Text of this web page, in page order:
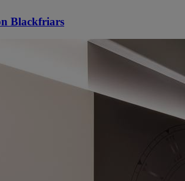
Blackfriars